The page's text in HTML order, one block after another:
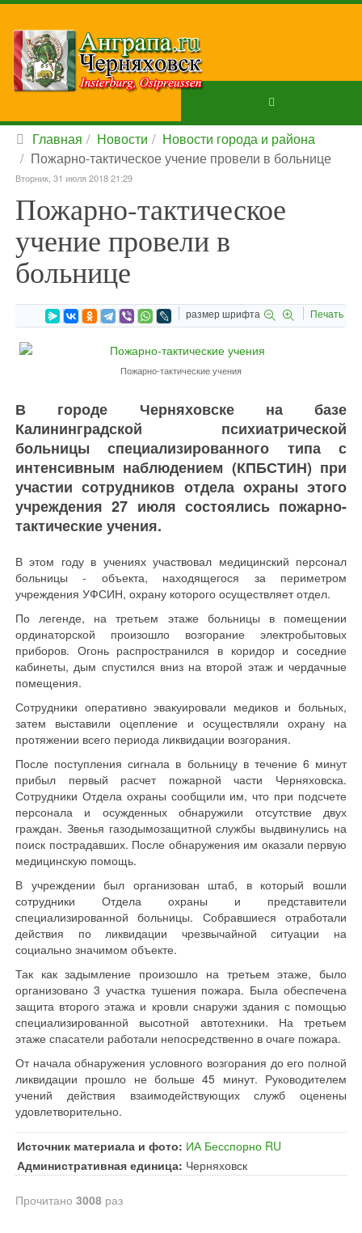
Главная Новости
Новости города и района
Пожарно-тактическое учение провели в больнице
Вторник, 31 июля 2018 21:29
Пожарно-тактическое
учение провели в
больнице
размер шрифта Печать
Пожарно-тактические учения
В городе Черняховске на базе
Калининградской психиатрической
больницы специализированного типа с
интенсивным наблюдением (КПБСТИН) при
участии сотрудников отдела охраны этого
учреждения 27 июля состоялись пожарно-
тактические учения.
В этом году в учениях участвовал медицинский персонал
больницы - объекта, находящегося за периметром
учреждения УФСИН, охрану которого осуществляет отдел.
По легенде, на третьем этаже больницы в помещении
ординаторской произошло возгорание электробытовых
приборов. Огонь распространился в коридор и соседние
кабинеты, дым спустился вниз на второй этаж и чердачные
помещения.
Сотрудники оперативно эвакуировали медиков и больных,
затем выставили оцепление и осуществляли охрану на
протяжении всего периода ликвидации возгорания.
После поступления сигнала в больницу в течение 6 минут
прибыл первый расчет пожарной части Черняховска.
Сотрудники Отдела охраны сообщили им, что при подсчете
персонала и осужденных обнаружили отсутствие двух
граждан. Звенья газодымозащитной службы выдвинулись на
поиск пострадавших. После обнаружения им оказали первую
медицинскую помощь.
В учреждении был организован штаб, в который вошли
сотрудники Отдела охраны и представители
специализированной больницы. Собравшиеся отработали
действия по ликвидации чрезвычайной ситуации на
социально значимом объекте.
Так как задымление произошло на третьем этаже, было
организовано 3 участка тушения пожара. Была обеспечена
защита второго этажа и кровли снаружи здания с помощью
специализированной высотной автотехники. На третьем
этаже спасатели работали непосредственно в очаге пожара.
От начала обнаружения условного возгорания до его полной
ликвидации прошло не больше 45 минут. Руководителем
учений действия взаимодействующих служб оценены
удовлетворительно.
Источник материала и фото: ИА Бесспорно RU
Административная единица: Черняховск
Прочитано 3008 раз